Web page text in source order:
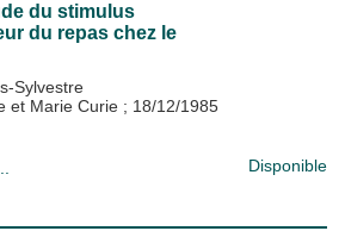
du stimulus
du repas chez le
Sylvestre
et Marie Curie ; 18/12/1985
Disponible